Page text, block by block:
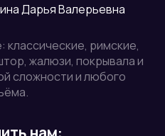
Дарья Валерьевна
классические, римские,
жалюзи, покрывала и
сложности и любого